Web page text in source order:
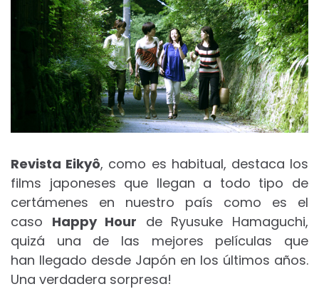
Revista Eikyô, como es habitual, destaca los
films japoneses que llegan a todo tipo de
certámenes en nuestro país como es el
caso Happy Hour de Ryusuke Hamaguchi,
quizá una de las mejores películas que
han llegado desde Japón en los últimos años.
Una verdadera sorpresa!